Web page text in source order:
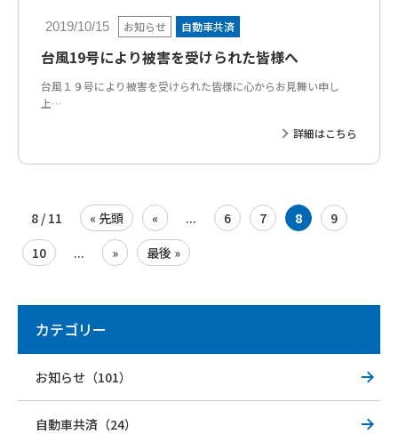
2019/10/15 お知らせ 自動車共済
台風19号により被害を受けられた皆様へ
台風１９号により被害を受けられた皆様に心からお見舞い申し
上…
詳細はこちら
8 / 11 « 先頭 « ... 6 7 8
9
10
... » 最後 »
カテゴリー
お知らせ（101）
自動車共済（24）